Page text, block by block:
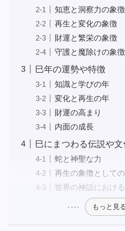
知恵と洞察力の象徴
再生と変化の象徴
財運と繁栄の象徴
守護と魔除けの象徴
巳年の運勢や特徴
知識と学びの年
変化と再生の年
財運の高まり
内面の成長
巳にまつわる伝説や
蛇と神聖な力
再生の象徴として
世界の神話におけ
もっと見る